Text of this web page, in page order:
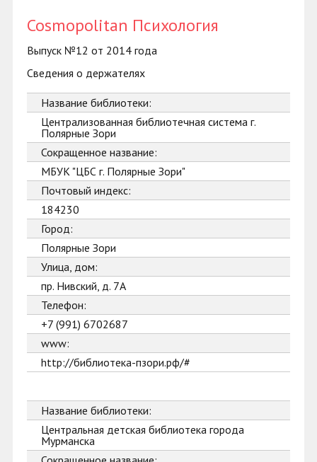
Cosmopolitan Психология
Выпуск №12 от 2014 года
Сведения о держателях
Название библиотеки:
Централизованная библиотечная система г.
Полярные Зори
Сокращенное название:
МБУК "ЦБС г. Полярные Зори"
Почтовый индекс:
184230
Город:
Полярные Зори
Улица, дом:
пр. Нивский, д. 7А
Телефон:
+7 (991) 6702687
www:
http://библиотека-пзори.рф/#
Название библиотеки:
Центральная детская библиотека города
Мурманска